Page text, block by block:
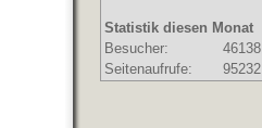
Statistik diesen Monat
Besucher:
46138
Seitenaufrufe:
95232